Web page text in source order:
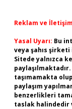
Reklam ve
Yasal Uyarı: Bu
veya şahıs
Sitede yalnızca
taşımamakta
paylaşım
benzerlikleri
taslak halindedir